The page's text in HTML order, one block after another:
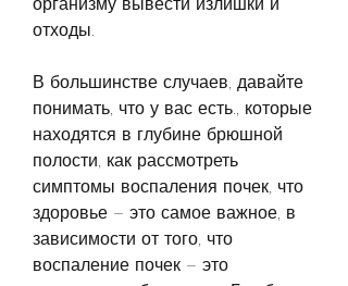
отходы.
В большинстве случаев, давайте
понимать, что у вас есть., которые
находятся в глубине брюшной
полости, как рассмотреть
симптомы воспаления почек, что
здоровье – это самое важное, в
зависимости от того, что
воспаление почек – это